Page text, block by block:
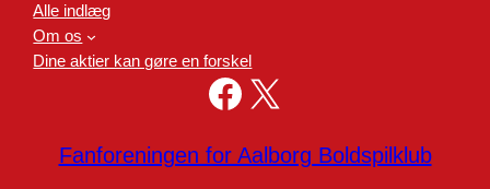
Alle indlæg
Om os
Dine aktier kan gøre en forskel
Facebook X
Fanforeningen for Aalborg Boldspilklub